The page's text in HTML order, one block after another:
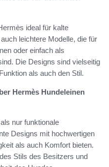
ideal für kalte
leichtere Modelle, die für
oder einfach als
Die Designs sind vielseitig
als auch den Stil.
Hermès Hundeleinen
nur funktionale
Designs mit hochwertigen
als auch Komfort bieten.
Stils des Besitzers und